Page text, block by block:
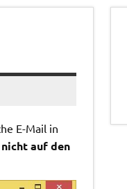
E-Mail in
auf den